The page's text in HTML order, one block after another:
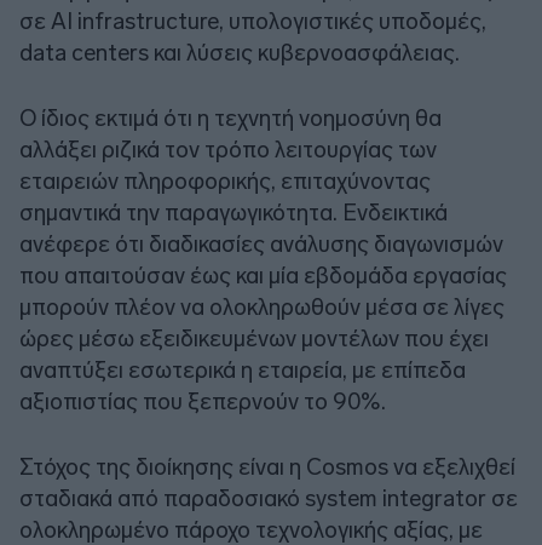
σε AI infrastructure, υπολογιστικές υποδομές,
data centers και λύσεις κυβερνοασφάλειας.
Ο ίδιος εκτιμά ότι η τεχνητή νοημοσύνη θα
αλλάξει ριζικά τον τρόπο λειτουργίας των
εταιρειών πληροφορικής, επιταχύνοντας
σημαντικά την παραγωγικότητα. Ενδεικτικά
ανέφερε ότι διαδικασίες ανάλυσης διαγωνισμών
που απαιτούσαν έως και μία εβδομάδα εργασίας
μπορούν πλέον να ολοκληρωθούν μέσα σε λίγες
ώρες μέσω εξειδικευμένων μοντέλων που έχει
αναπτύξει εσωτερικά η εταιρεία, με επίπεδα
αξιοπιστίας που ξεπερνούν το 90%.
Στόχος της διοίκησης είναι η Cosmos να εξελιχθεί
σταδιακά από παραδοσιακό system integrator σε
ολοκληρωμένο πάροχο τεχνολογικής αξίας, με